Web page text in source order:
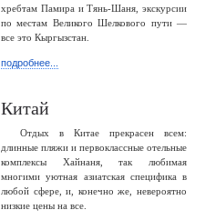
хребтам Памира и Тянь-Шаня, экскурсии
по местам Великого Шелкового пути —
все это Кыргызстан.
подробнее...
Китай
Отдых в Китае прекрасен всем:
длинные пляжи и первоклассные отельные
комплексы Хайнаня, так любимая
многими уютная азиатская специфика в
любой сфере, и, конечно же, невероятно
низкие цены на все.